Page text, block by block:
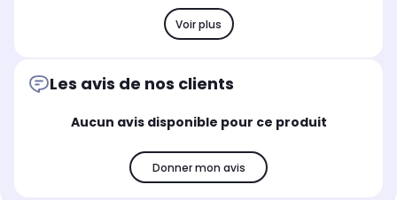
Voir plus
Les avis de nos clients
Aucun avis disponible pour ce produit
Donner mon avis